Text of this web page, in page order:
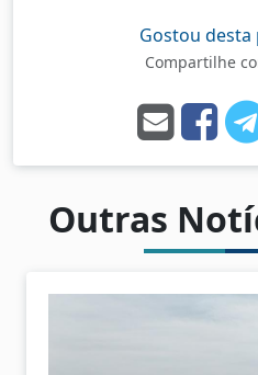
Gostou desta
Compartilhe
Outras